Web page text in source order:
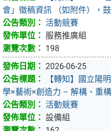
會」徵稿資訊 （如附件），
活動競賽
服務推廣組
198
2026-06-25
【轉知】國立陽
學×藝術×創造力 – 解構、重
活動競賽
設備組